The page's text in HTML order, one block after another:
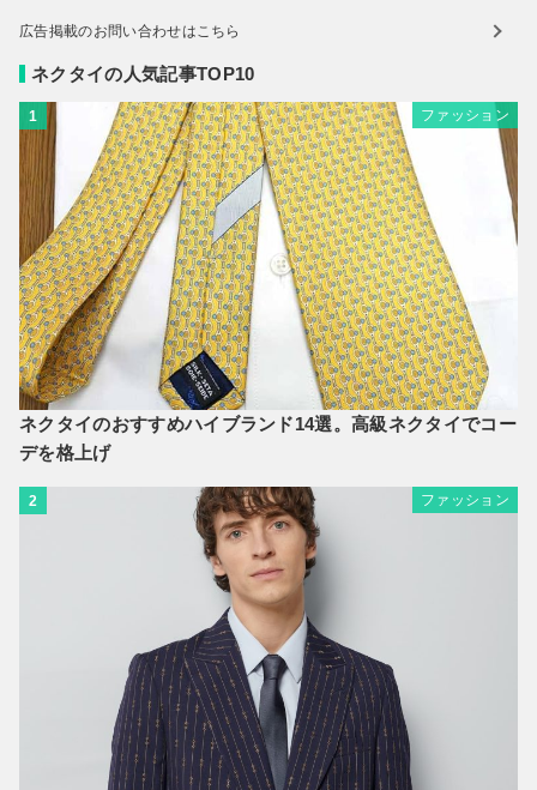
広告掲載のお問い合わせはこちら
ネクタイの人気記事TOP10
1 ファッション
ネクタイのおすすめハイブランド14選。高級ネクタイでコー
デを格上げ
2 ファッション